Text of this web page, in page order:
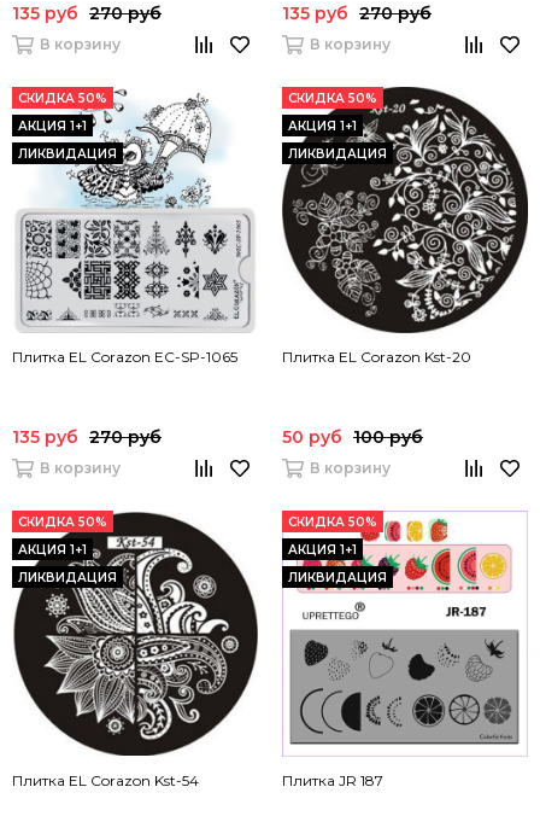
135 руб 270 руб
В корзину
135 руб 270 руб
В корзину
СКИДКА 50%
АКЦИЯ 1+1
ЛИКВИДАЦИЯ
Плитка EL Corazon EC-SP-1065
135 руб 270 руб
В корзину
СКИДКА 50%
АКЦИЯ 1+1
ЛИКВИДАЦИЯ
Плитка EL Corazon Kst-20
50 руб 100 руб
В корзину
СКИДКА 50%
АКЦИЯ 1+1
ЛИКВИДАЦИЯ
Плитка EL Corazon Kst-54
СКИДКА 50%
АКЦИЯ 1+1
ЛИКВИДАЦИЯ
Плитка JR 187